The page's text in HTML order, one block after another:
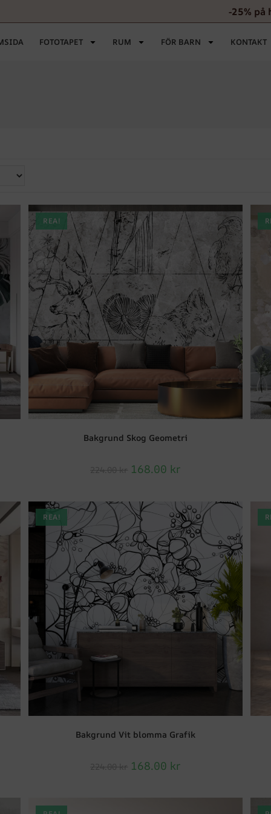
-25%
FOTOTAPET RUM FÖR BARN KONTAKT
REA!
Bakgrund Skog Geometri
168.00 kr
REA!
Bakgrund Vit blomma Grafik
168.00 kr